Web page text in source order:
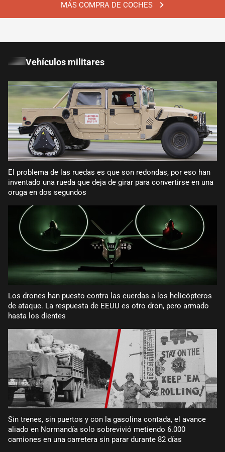
MÁS COMPRA DE COCHES
Vehículos militares
El problema de las ruedas es que son redondas, por eso han
inventado una rueda que deja de girar para convertirse en una
oruga en dos segundos
Los drones han puesto contra las cuerdas a los helicópteros
de ataque. La respuesta de EEUU es otro dron, pero armado
hasta los dientes
Sin trenes, sin puertos y con la gasolina contada, el avance
aliado en Normandía solo sobrevivió metiendo 6.000
camiones en una carretera sin parar durante 82 días